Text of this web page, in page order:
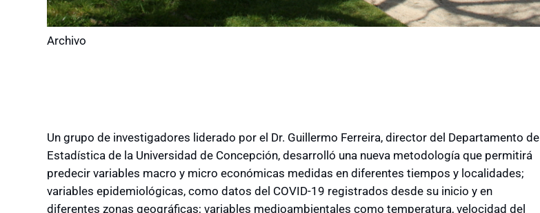
Archivo
Un grupo de investigadores liderado por el Dr. Guillermo Ferreira, director del Departamento de
Estadística de la Universidad de Concepción, desarrolló una nueva metodología que permitirá
predecir variables macro y micro económicas medidas en diferentes tiempos y localidades;
variables epidemiológicas, como datos del COVID-19 registrados desde su inicio y en
diferentes zonas geográficas; variables medioambientales como temperatura, velocidad del